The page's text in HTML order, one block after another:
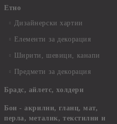
Етно
Дизайнерски хартии
Елементи за декорация
Ширити, шевици, канапи
Предмети за декорация
Брадс, айлетс, холдери
Бои - акрилни, гланц, мат,
перла, металик, текстилни и